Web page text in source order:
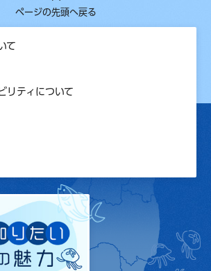
ページの先頭へ戻る
て
リティについて